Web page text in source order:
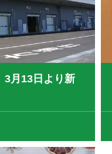
3月13日より新